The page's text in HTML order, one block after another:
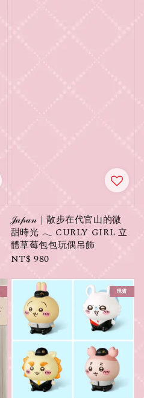
𝒥𝒶𝓅𝒶𝓃｜散步在代官山的微
甜時光 𓂃 CURLY GIRL 立
體草莓包包玩偶吊飾
Regular
NT$ 980
現貨